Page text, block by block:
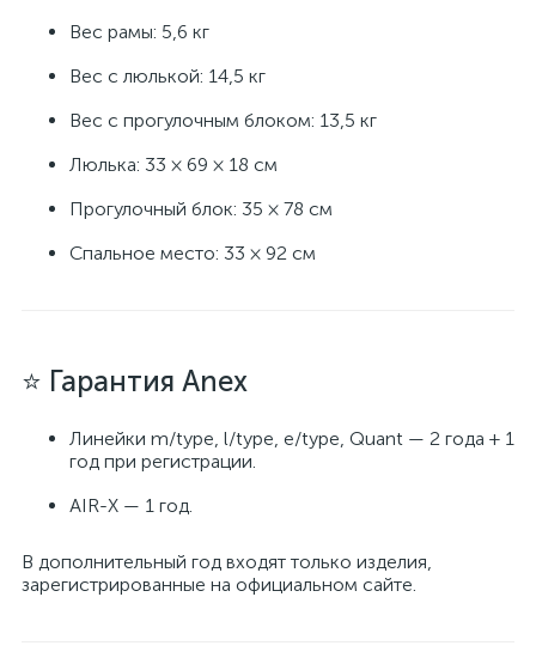
Вес рамы: 5,6 кг
Вес с люлькой: 14,5 кг
Вес с прогулочным блоком: 13,5 кг
Люлька: 33 × 69 × 18 см
Прогулочный блок: 35 × 78 см
Спальное место: 33 × 92 см
⭐ Гарантия Anex
Линейки m/type, l/type, e/type, Quant — 2 года + 1
год при регистрации.
AIR-X — 1 год.
В дополнительный год входят только изделия,
зарегистрированные на официальном сайте.